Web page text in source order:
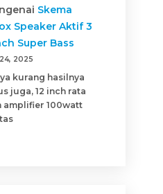
Skema
Speaker Aktif 3
Super Bass
2025
kurang hasilnya
juga, 12 inch rata
amplifier 100watt